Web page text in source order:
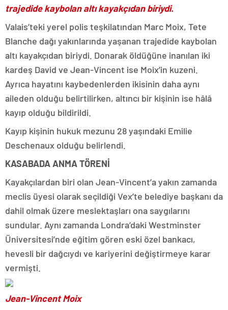
trajedide kaybolan altı kayakçıdan biriydi.
Valais’teki yerel polis teşkilatından Marc Moix, Tete
Blanche dağı yakınlarında yaşanan trajedide kaybolan
altı kayakçıdan biriydi. Donarak öldüğüne inanılan iki
kardeş David ve Jean-Vincent ise Moix’in kuzeni.
Ayrıca hayatını kaybedenlerden ikisinin daha aynı
aileden olduğu belirtilirken, altıncı bir kişinin ise hâlâ
kayıp olduğu bildirildi.
Kayıp kişinin hukuk mezunu 28 yaşındaki Emilie
Deschenaux olduğu belirlendi.
KASABADA ANMA TÖRENİ
Kayakçılardan biri olan Jean-Vincent’a yakın zamanda
meclis üyesi olarak seçildiği Vex’te belediye başkanı da
dahil olmak üzere meslektaşları ona saygılarını
sundular. Aynı zamanda Londra’daki Westminster
Üniversitesi’nde eğitim gören eski özel bankacı,
hevesli bir dağcıydı ve kariyerini değiştirmeye karar
vermişti.
Jean-Vincent Moix